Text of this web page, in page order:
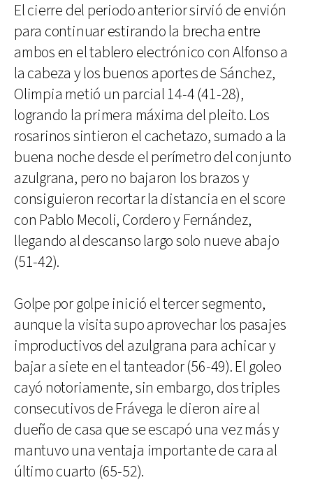
El cierre del periodo anterior sirvió de envión
para continuar estirando la brecha entre
ambos en el tablero electrónico con Alfonso a
la cabeza y los buenos aportes de Sánchez,
Olimpia metió un parcial 14-4 (41-28),
logrando la primera máxima del pleito. Los
rosarinos sintieron el cachetazo, sumado a la
buena noche desde el perímetro del conjunto
azulgrana, pero no bajaron los brazos y
consiguieron recortar la distancia en el score
con Pablo Mecoli, Cordero y Fernández,
llegando al descanso largo solo nueve abajo
(51-42).
Golpe por golpe inició el tercer segmento,
aunque la visita supo aprovechar los pasajes
improductivos del azulgrana para achicar y
bajar a siete en el tanteador (56-49). El goleo
cayó notoriamente, sin embargo, dos triples
consecutivos de Frávega le dieron aire al
dueño de casa que se escapó una vez más y
mantuvo una ventaja importante de cara al
último cuarto (65-52).